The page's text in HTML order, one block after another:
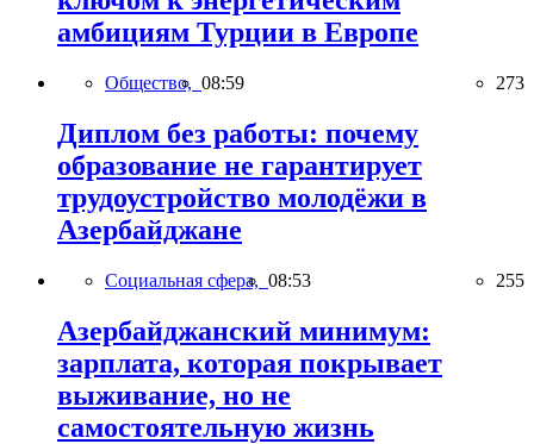
амбициям Турции в Европе
Общество, 08:59 273
Диплом без работы: почему
образование не гарантирует
трудоустройство молодёжи в
Азербайджане
Социальная сфера, 08:53 255
Азербайджанский минимум:
зарплата, которая покрывает
выживание, но не
самостоятельную жизнь